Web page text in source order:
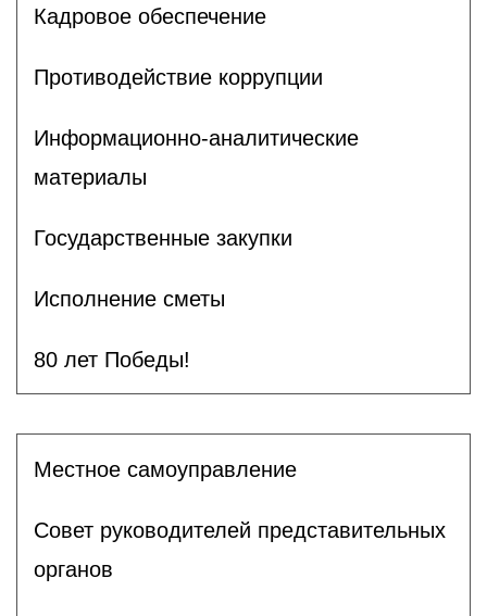
Кадровое обеспечение
Противодействие коррупции
Информационно-аналитические
материалы
Государственные закупки
Исполнение сметы
80 лет Победы!
Местное самоуправление
Совет руководителей представительных
органов